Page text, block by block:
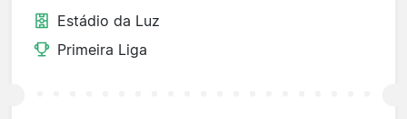
Estádio da Luz
Primeira Liga